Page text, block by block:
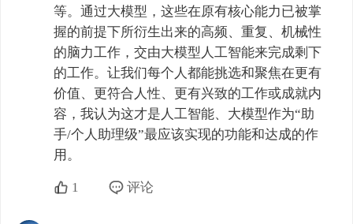
等。通过大模型，这些在原有核心能力已被掌
握的前提下所衍生出来的高频、重复、机械性
的脑力工作，交由大模型人工智能来完成剩下
的工作。让我们每个人都能挑选和聚焦在更有
价值、更符合人性、更有兴致的工作或成就内
容，我认为这才是人工智能、大模型作为“助
手/个人助理级”最应该实现的功能和达成的作
用。
1 评论